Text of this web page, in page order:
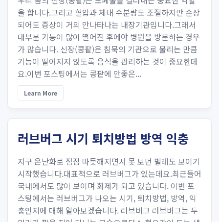
을 합니다.그리고 혈압과 체내 수분량도 조절하지만 손상
되어도 증상이 거의 안나타나는 내장기관입니다.그래서
대부분 기능이 많이 떨어진 후에야 병원을 방문하는 경우
가 많습니다. 신장(콩팥)은 침묵의 기관으로 불리는 만큼
기능이 떨어지지 않도록 음식을 관리하는 것이 중요한데
요.이번 포스팅에서는 콩팥에 안좋은...
Learn More
러브버그 시기 퇴치방법 방역 익충
지구 온난화로 점점 따듯해지면서 못 보던 벌레도 보이기
시작했습니다.대표적으로 러브버그가 있는데요.최근들어
국내에서도 많이 보이며 화제가 되고 있습니다. 이번 포
스팅에서는 러브버그가 나오는 시기, 퇴치방법, 방역, 익
충인지에 대해 알아보겠습니다. 러브버그 러브버그는 두